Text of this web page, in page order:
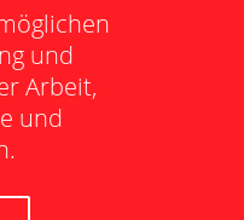
und
Arbeit,
und